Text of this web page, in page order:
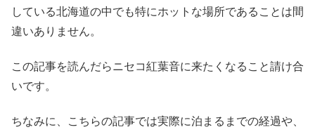
している北海道の中でも特にホットな場所であることは間
違いありません。
この記事を読んだらニセコ紅葉音に来たくなること請け合
いです。
ちなみに、こちらの記事では実際に泊まるまでの経過や、